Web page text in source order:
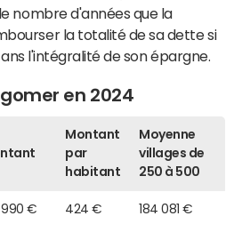
nombre d'années que la
la totalité de sa dette si
l'intégralité de son épargne.
en 2024
Montant
par
habitant
Moyenne
villages de
250 à 500
990 € 424 € 184 081 €